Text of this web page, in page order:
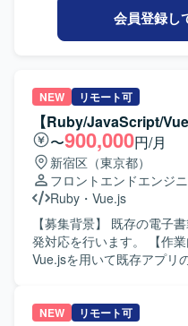
会員登録し
NEW リモート可
【Ruby/JavaScript/
〜900,000円/月
新宿区（東京都）
フロントエンドエンジ
Ruby ・ Vue.js
【募集背景】 既存の電子
発対応を行います。 【作業内容】 Ruby、JavaScript、
Vue.jsを用いて既存アプリ
Ruby、JavaScript、Vue.js
NEW リモート可